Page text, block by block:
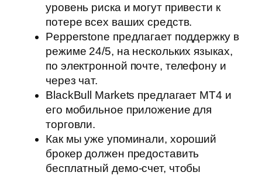
уровень риска и могут привести к
потере всех ваших средств.
Pepperstone предлагает поддержку в
режиме 24/5, на нескольких языках,
по электронной почте, телефону и
через чат.
BlackBull Markets предлагает MT4 и
его мобильное приложение для
торговли.
Как мы уже упоминали, хороший
брокер должен предоставить
бесплатный демо-счет, чтобы